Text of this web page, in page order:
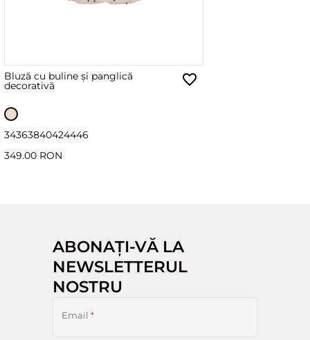
Bluză cu buline și panglică
decorativă
34363840424446
349.00 RON
ABONAȚI-VĂ LA
NEWSLETTERUL
NOSTRU
Email *